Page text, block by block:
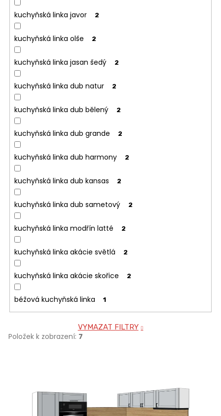
kuchyňská linka javor 2
kuchyňská linka olše 2
kuchyňská linka jasan šedý 2
kuchyňská linka dub natur 2
kuchyňská linka dub bělený 2
kuchyňská linka dub grande 2
kuchyňská linka dub harmony 2
kuchyňská linka dub kansas 2
kuchyňská linka dub sametový 2
kuchyňská linka modřín latté 2
kuchyňská linka akácie světlá 2
kuchyňská linka akácie skořice 2
béžová kuchyňská linka 1
VYMAZAT FILTRY
Položek k zobrazení: 7